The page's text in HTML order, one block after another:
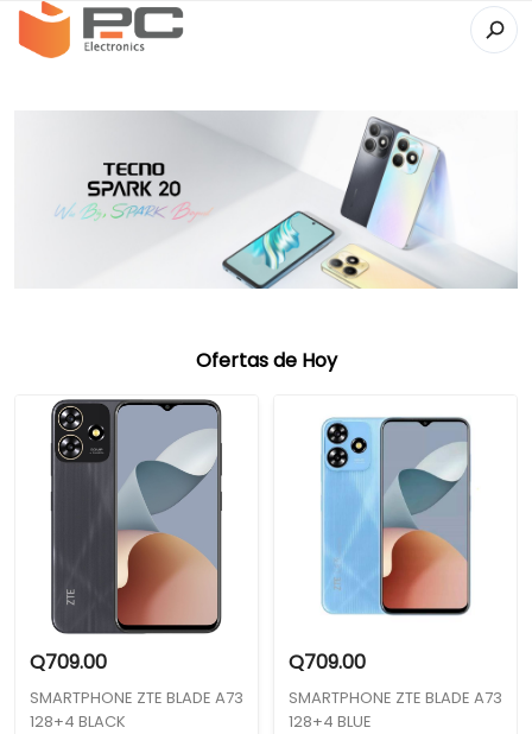
Ofertas de Hoy
Q709.00
SMARTPHONE ZTE BLADE A73
128+4 BLACK
Q709.00
SMARTPHONE ZTE BLADE A73
128+4 BLUE